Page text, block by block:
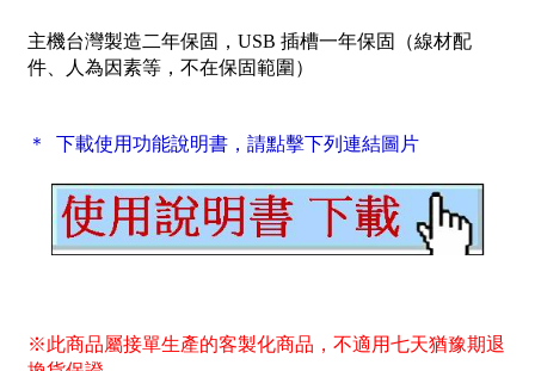
主機台灣製造二年保固，USB 插槽一年保固（線材配
件、人為因素等，不在保固範圍）
＊ 下載使用功能說明書，請點擊下列連結圖片
※此商品屬接單生產的客製化商品，不適用七天猶豫期退